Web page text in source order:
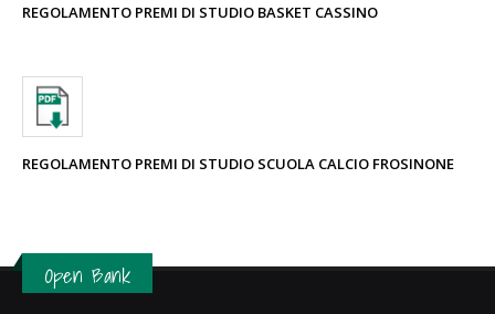
REGOLAMENTO PREMI DI STUDIO BASKET CASSINO
REGOLAMENTO PREMI DI STUDIO SCUOLA CALCIO FROSINONE
Open Bank